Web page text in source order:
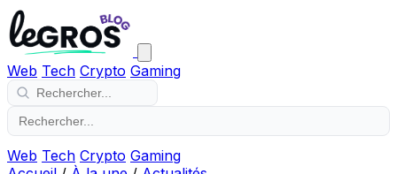
Web Tech Crypto Gaming
Web Tech Crypto Gaming